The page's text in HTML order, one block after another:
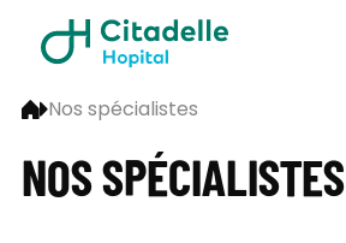
Nos spécialistes
NOS SPÉCIALISTES